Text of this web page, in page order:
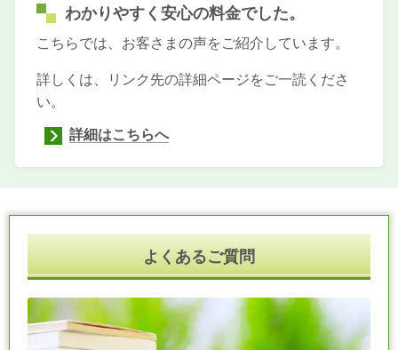
わかりやすく安心の料金でした。
こちらでは、お客さまの声をご紹介しています。
詳しくは、リンク先の詳細ページをご一読くださ
い。
詳細はこちらへ
よくあるご質問